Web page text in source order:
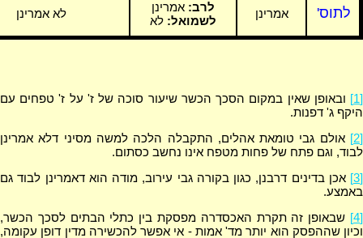
לתוס' אמרינן לרב: אמרינן
לשמואל: לא
לא אמרינן
[1]
ובאופן שאין במקום הסכך הכשר שיעור סוכה של ז' על ז' טפחים עם
היקף ג' דפנות.
[2]
אולם גבי טומאת אהלים, התקבלה הלכה למשה מסיני דלא אמרינן
לבוד, וגם פתח של פחות מטפח אינו נחשב כסתום.
[3]
אכן בדינים דרבנן, כגון בקורה גבי עירוב, מודה הוא דאמרינן לבוד גם
באמצע.
[4]
שבאופן זה תקרת האכסדרה מפסקת בין כתלי הבתים לסכך הכשר,
וכיון שההפסק הוא יותר מד' אמות - אי אפשר להכשירה מדין דופן עקומה,